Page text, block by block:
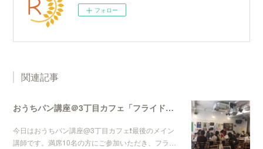
フォロー
関連記事
おうちパン講座＠3丁目カフェ「フライドオニオンとチーズの切りっぱなしパン」
今日はおうちパン講座@3丁目カフェ❗️最後のメイン
講師です。満席10名の方にご参加いただき、フラ…